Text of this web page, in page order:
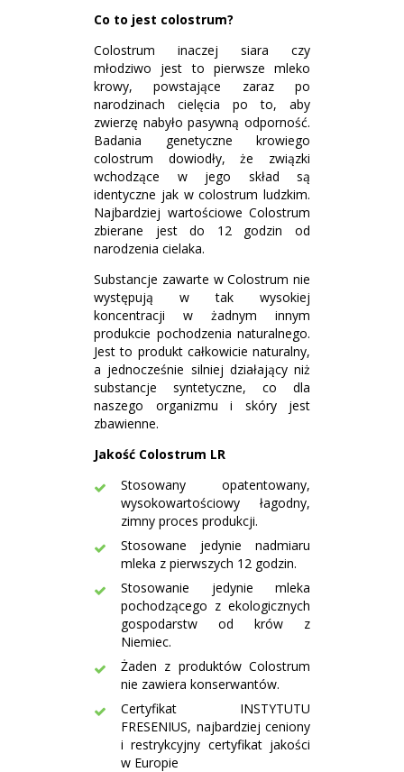
Co to jest colostrum?
Colostrum inaczej siara czy
młodziwo jest to pierwsze mleko
krowy, powstające zaraz po
narodzinach cielęcia po to, aby
zwierzę nabyło pasywną odporność.
Badania genetyczne krowiego
colostrum dowiodły, że związki
wchodzące w jego skład są
identyczne jak w colostrum ludzkim.
Najbardziej wartościowe Colostrum
zbierane jest do 12 godzin od
narodzenia cielaka.
Substancje zawarte w Colostrum nie
występują w tak wysokiej
koncentracji w żadnym innym
produkcie pochodzenia naturalnego.
Jest to produkt całkowicie naturalny,
a jednocześnie silniej działający niż
substancje syntetyczne, co dla
naszego organizmu i skóry jest
zbawienne.
Jakość Colostrum LR
Stosowany opatentowany,
wysokowartościowy łagodny,
zimny proces produkcji.
Stosowane jedynie nadmiaru
mleka z pierwszych 12 godzin.
Stosowanie jedynie mleka
pochodzącego z ekologicznych
gospodarstw od krów z
Niemiec.
Żaden z produktów Colostrum
nie zawiera konserwantów.
Certyfikat INSTYTUTU
FRESENIUS, najbardziej ceniony
i restrykcyjny certyfikat jakości
w Europie